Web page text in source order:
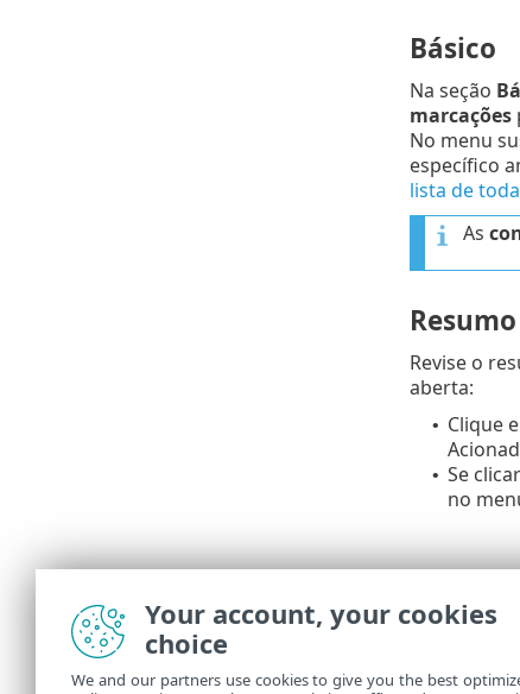
Básico
Na seção
marcações
No menu
específico
lista de
As
Resumo
Revise o
aberta:
• Clique
• Se
no
Your account, your cookies
choice
We and our partners use cookies to give you the best